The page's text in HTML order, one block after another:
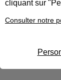
cliquant sur
Consulter notre